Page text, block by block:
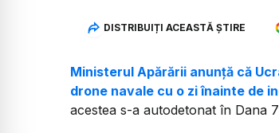
DISTRIBUIȚI ACEASTĂ ȘTIRE
Ministerul Apărării anunță că
drone navale cu o zi înainte de
acestea s-a autodetonat în Dana